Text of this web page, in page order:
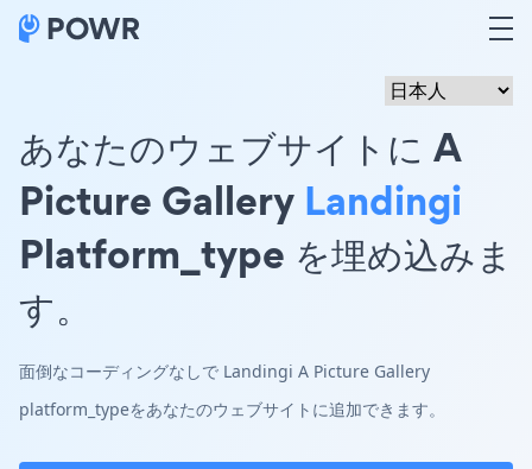
あなたのウェブサイトに A
Picture Gallery Landingi
Platform_type を埋め込みま
す。
面倒なコーディングなしで Landingi A Picture Gallery
platform_typeをあなたのウェブサイトに追加できます。